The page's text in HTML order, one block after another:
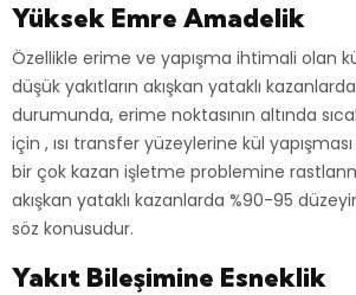
Yüksek Emre Amadelik
Özellikle erime ve yapışma ihtimali olan
düşük yakıtların akışkan yataklı
durumunda, erime noktasının altında
için , ısı transfer yüzeylerine kül
bir çok kazan işletme problemine
akışkan yataklı kazanlarda %90-95
söz konusudur.
Yakıt Bileşimine Esneklik